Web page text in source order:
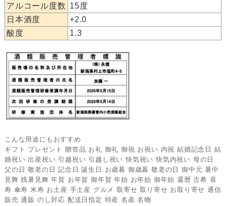
アルコール度数 15度
日本酒度
+2.0
酸度
1.3
こんな用途にもおすすめ
ギフト プレゼント 贈答品 お礼 御礼 御祝 お祝い 内祝 結婚記念日 結
婚祝い 出産祝い 引越祝い 引越し祝い 快気祝い 快気内祝い 母の日
父の日 敬老の日 記念日 誕生日 お歳暮 御歳暮 敬老の日 御中元 暑中
見舞 残暑見舞 年賀 お年賀 御年賀 年始 お年始 御年始 還暦 古希 喜
寿 傘寿 米寿 お土産 手土産 グルメ 取寄せ 取り寄せ お取り寄せ 通信
販売 通販 のし対応 配送日指定 特産 名産 名物